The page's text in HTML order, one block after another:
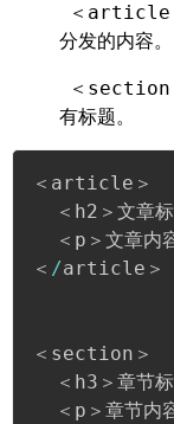
＜article
分发的内容。
＜section
有标题。
＜article＞
＜h2＞文章标
＜p＞文章内
＜ /article＞
＜section＞
＜h3＞章节标
＜p＞章节内